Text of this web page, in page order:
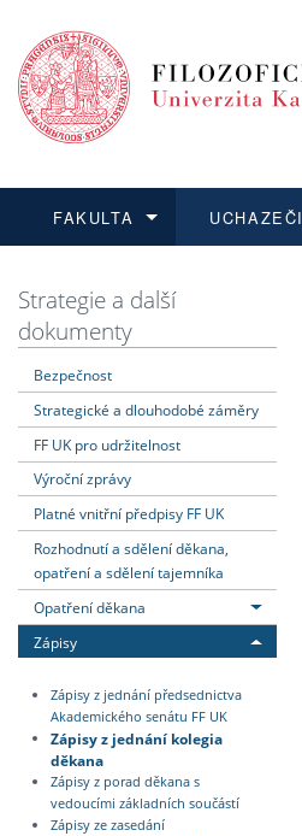
FAKULTA
Dozvědět se více
UCHAZEČI
Podat přihlášku
Dozvědět se více
Dozvědět se více
Dozvědět se více
Strategie a další
dokumenty
Bezpečnost
Strategické a dlouhodobé záměry
FF UK pro udržitelnost
Výroční zprávy
Platné vnitřní předpisy FF UK
Rozhodnutí a sdělení děkana,
opatření a sdělení tajemníka
Opatření děkana
Zápisy
Zápisy z jednání předsednictva
Akademického senátu FF UK
Zápisy z jednání kolegia
děkana
Zápisy z porad děkana s
vedoucími základních součástí
Zápisy ze zasedání